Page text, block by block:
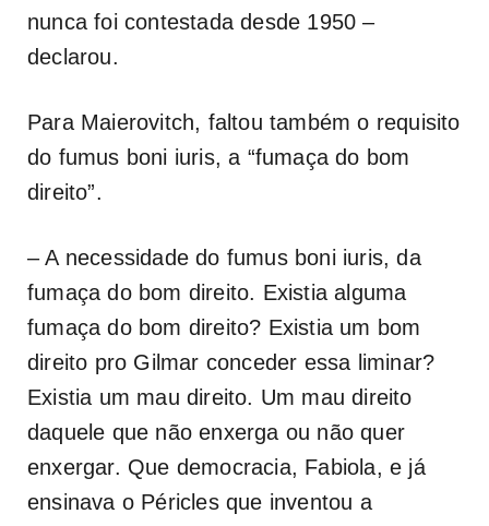
nunca foi contestada desde 1950 –
declarou.
Para Maierovitch, faltou também o requisito
do fumus boni iuris, a “fumaça do bom
direito”.
– A necessidade do fumus boni iuris, da
fumaça do bom direito. Existia alguma
fumaça do bom direito? Existia um bom
direito pro Gilmar conceder essa liminar?
Existia um mau direito. Um mau direito
daquele que não enxerga ou não quer
enxergar. Que democracia, Fabiola, e já
ensinava o Péricles que inventou a